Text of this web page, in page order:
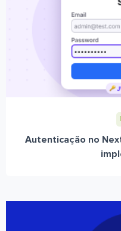
Autenticação no